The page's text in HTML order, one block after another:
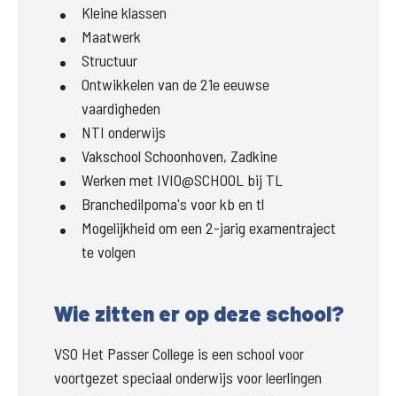
Kleine klassen
Maatwerk
Structuur
Ontwikkelen van de 21e eeuwse
vaardigheden
NTI onderwijs
Vakschool Schoonhoven, Zadkine
Werken met IVIO@SCHOOL bij TL
Branchedilpoma's voor kb en tl
Mogelijkheid om een 2-jarig examentraject
te volgen
Wie zitten er op deze school?
VSO Het Passer College is een school voor
voortgezet speciaal onderwijs voor leerlingen